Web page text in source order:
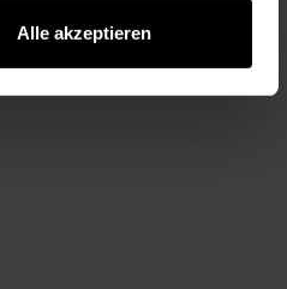
Alle akzeptieren